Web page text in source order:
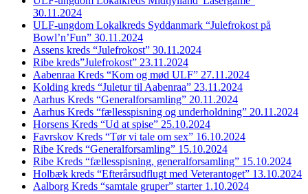
30.11.2024
ULF-ungdom Lokalkreds Syddanmark “Julefrokost på
Bowl’n’Fun” 30.11.2024
Assens kreds “Julefrokost” 30.11.2024
Ribe kreds”Julefrokost” 23.11.2024
Aabenraa Kreds “Kom og mød ULF” 27.11.2024
Kolding kreds “Juletur til Aabenraa” 23.11.2024
Aarhus Kreds “Generalforsamling” 20.11.2024
Aarhus Kreds “fællesspisning og underholdning” 20.11.2024
Horsens Kreds “Ud at spise” 25.10.2024
Favrskov Kreds “Tør vi tale om sex” 16.10.2024
Ribe Kreds “Generalforsamling” 15.10.2024
Ribe Kreds “fællesspisning, generalforsamling” 15.10.2024
Holbæk kreds “Efterårsudflugt med Veterantoget” 13.10.2024
Aalborg Kreds “samtale gruper” starter 1.10.2024